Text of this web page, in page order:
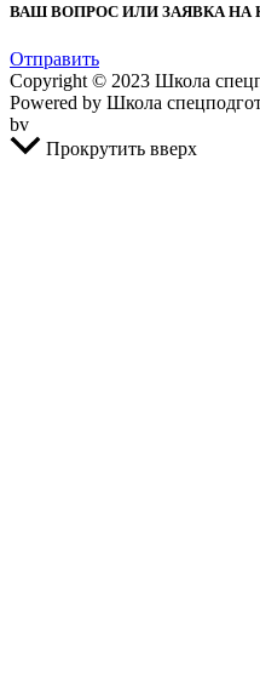
ВАШ ВОПРОС ИЛИ ЗАЯВКА
Отправить
Copyright © 2023 Школа
Powered by Школа
bv
Прокрутить вверх